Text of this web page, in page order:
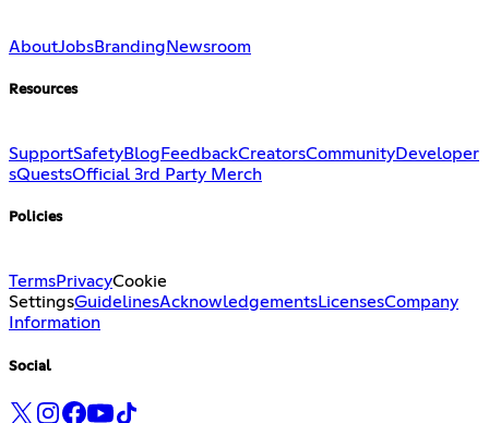
AboutJobsBranding Newsroom
Resources
SupportSafetyBlog FeedbackCreatorsCommunityDeveloper
sQuestsOfficial 3rd Party Merch
Policies
TermsPrivacyCookie
SettingsGuidelinesAcknowledgementsLicensesCompany
Information
Social